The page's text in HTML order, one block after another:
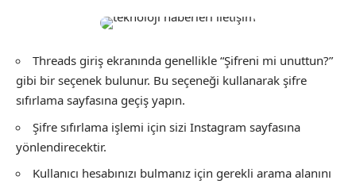
Threads giriş ekranında genellikle “Şifreni mi unuttun?”
gibi bir seçenek bulunur. Bu seçeneği kullanarak şifre
sıfırlama sayfasına geçiş yapın.
Şifre sıfırlama işlemi için sizi Instagram sayfasına
yönlendirecektir.
Kullanıcı hesabınızı bulmanız için gerekli arama alanını